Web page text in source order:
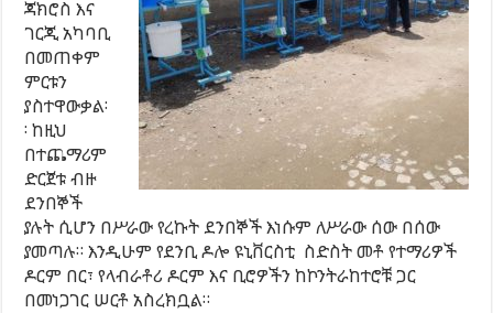
ጃክሮስ እና
ገርጂ አካባቢ
በመጠቀም
ምርቱን
ያስተዋውቃል፡
፡ ከዚህ
በተጨማሪም
ድርጀቱ ብዙ
ደንበኞች
ያሉት ሲሆን በሥራው የረኩት ደንበኞች እነሱም ለሥራው ሰው በሰው
ያመጣሉ። እንዲሁም የደንቢ ዶሎ ዩኒቨርስቲ ስድስት መቶ የተማሪዎች
ዶርም በር፣ የላብራቶሪ ዶርም እና ቢሮዎችን ከኮንትራከተሮቹ ጋር
በመነጋገር ሠርቶ አስረክቧል።